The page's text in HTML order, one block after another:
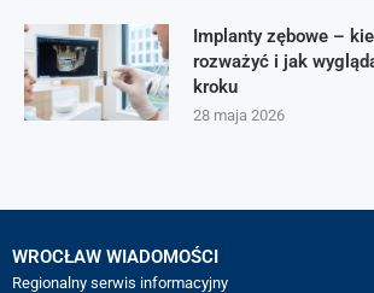
Implanty zębowe –
rozważyć i jak
kroku
28 maja 2026
WROCŁAW WIADOMOŚCI
Regionalny serwis informacyjny